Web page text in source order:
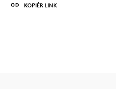
KOPIÉR LINK